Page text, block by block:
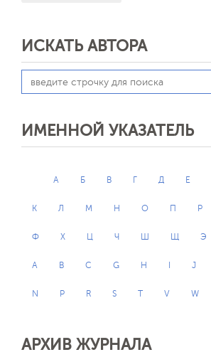
ИСКАТЬ АВТОРА
ИМЕННОЙ УКАЗАТЕЛЬ
А Б В Г Д Е
К Л М Н О П Р
Ф Х Ц Ч Ш Щ Э
A B C G H J
N P R S T V W
АРХИВ ЖУРНАЛА